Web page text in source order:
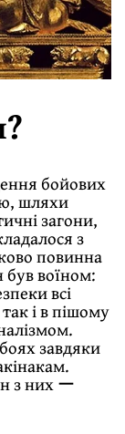
бойових
шляхи
загони,
з
повинна
воїном:
всi
і в пішому
завдяки
з них ー